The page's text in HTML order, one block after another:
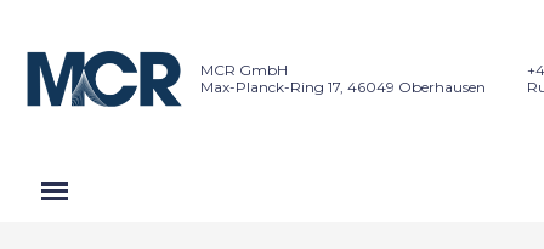
MCR GmbH
Max-Planck-Ring 17, 46049 Oberhausen